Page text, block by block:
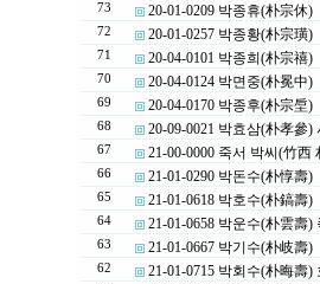
73 20-01-0209 박종휴(朴宗休)
72 20-01-0257 박종황(朴宗璜)
71 20-04-0101 박종희(朴宗禧)
70 20-04-0124 박면중(朴冕中)
69 20-04-0170 박종후(朴宗垕)
68 20-09-0021 박효삼(朴孝參)
67 21-00-0000 죽서 박씨(竹西
66 21-01-0290 박돈수(朴惇壽)
65 21-01-0618 박호수(朴鎬壽)
64 21-01-0658 박운수(朴雲壽)
63 21-01-0667 박기수(朴岐壽)
62 21-01-0715 박회수(朴晦壽